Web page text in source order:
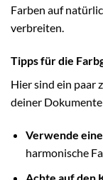
Farben auf
verbreiten.
Tipps für die
Hier sind ein paar
deiner
Verwende
harmonische
Achte auf den